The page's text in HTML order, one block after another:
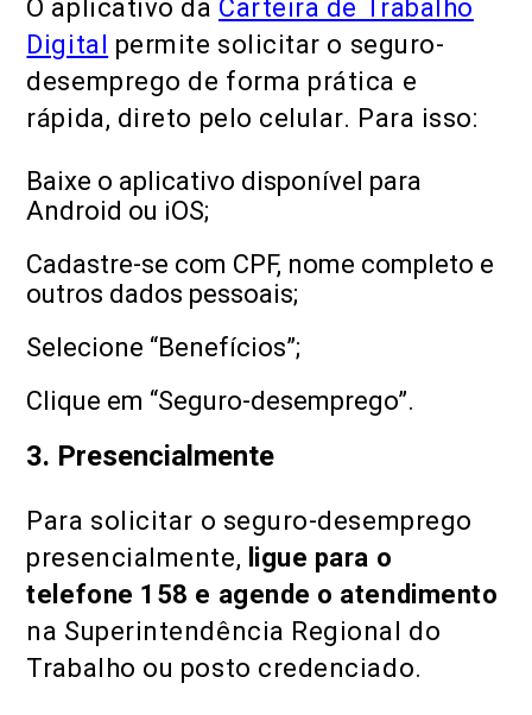
O aplicativo da Carteira de Trabalho
Digital permite solicitar o seguro-
desemprego de forma prática e
rápida, direto pelo celular. Para isso:
Baixe o aplicativo disponível para
Android ou iOS;
Cadastre-se com CPF, nome completo e
outros dados pessoais;
Selecione “Benefícios”;
Clique em “Seguro-desemprego”.
3. Presencialmente
Para solicitar o seguro-desemprego
presencialmente, ligue para o
telefone 158 e agende o atendimento
na Superintendência Regional do
Trabalho ou posto credenciado.